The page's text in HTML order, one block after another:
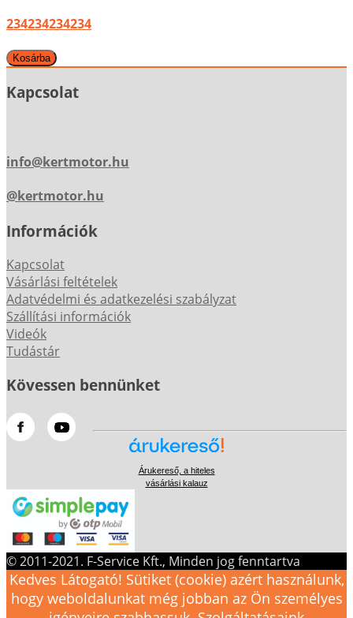
234234234234
Kapcsolat
info@kertmotor.hu
@kertmotor.hu
Információk
Kapcsolat
Vásárlási feltételek
Adatvédelmi és adatkezelési szabályzat
Szállítási információk
Videók
Tudástár
Kövessen bennünket
Árukereső, a hiteles
vásárlási kalauz
© 2011-2021. F-Service Kft., Minden jog fenntartva
Kedves Látogató! Sütiket (cookie) azért használunk,
hogy weboldalunkat még jobban az Ön személyes